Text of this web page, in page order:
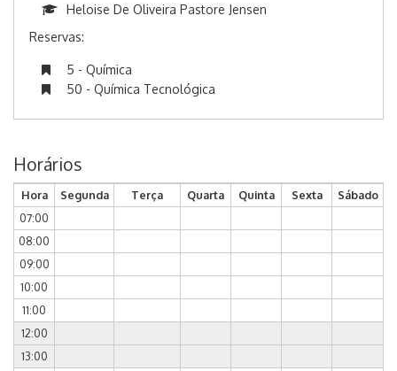
Heloise De Oliveira Pastore Jensen
Reservas:
5 - Química
50 - Química Tecnológica
Horários
Hora Segunda Terça Quarta Quinta Sexta
Sábado
07:00
08:00
09:00
10:00
11:00
12:00
13:00